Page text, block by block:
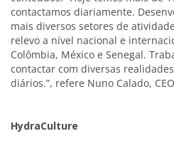
contactamos diariamente.
mais diversos setores de
relevo a nível nacional e
Colômbia, México e Senegal.
contactar com diversas
diários.”, refere Nuno Calado,
HydraCulture